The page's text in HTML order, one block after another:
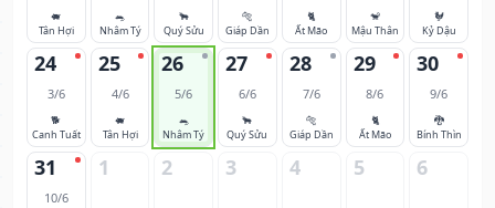
🐖
Tân Hợi
🐀
Nhâm Tý
🐂
Quý Sửu
🐅
Giáp Dần
🐈
Ất Mão
🐒
Mậu Thân
🐓
Kỷ Dậu
24
3/6
🐕
Canh Tuất
25
4/6
🐖
Tân Hợi
26
5/6
🐀
Nhâm Tý
27
6/6
🐂
Quý Sửu
28
7/6
🐅
Giáp Dần
29
8/6
🐈
Ất Mão
30
9/6
🐉
Bính Thìn
31
10/6
1 2 3 4 5 6